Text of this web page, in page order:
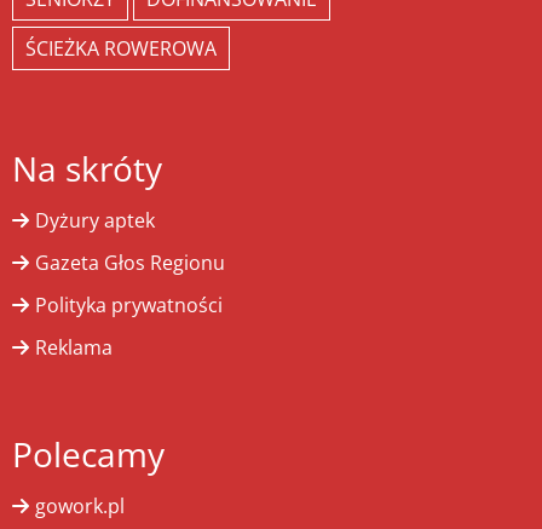
ŚCIEŻKA ROWEROWA
Na skróty
Dyżury aptek
Gazeta Głos Regionu
Polityka prywatności
Reklama
Polecamy
gowork.pl